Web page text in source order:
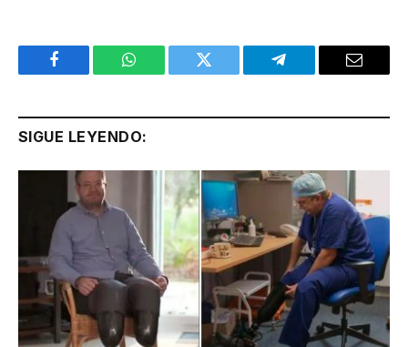
Facebook WhatsApp Twitter Telegram Email
SIGUE LEYENDO: